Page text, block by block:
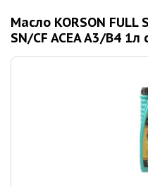
Масло KORSON FULL
SN/CF ACEA A3/B4